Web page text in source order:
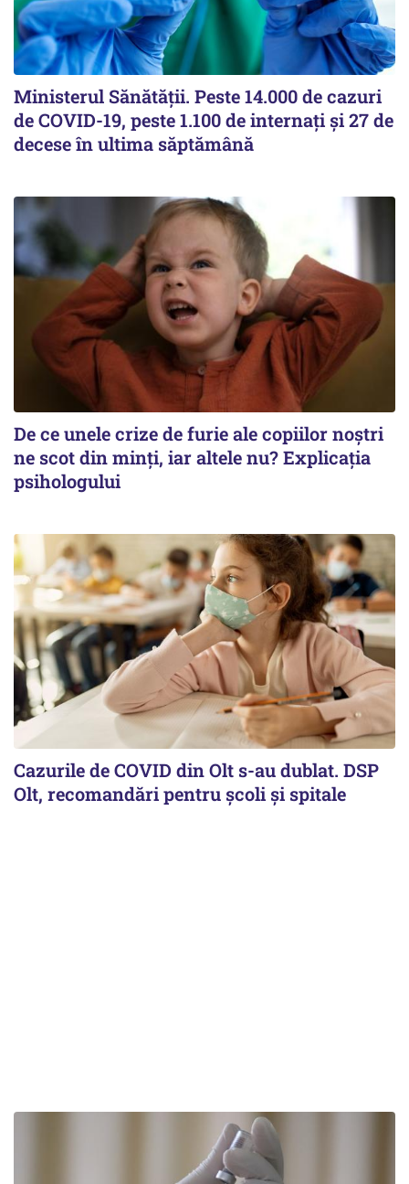
Ministerul Sănătății. Peste 14.000 de cazuri
de COVID-19, peste 1.100 de internați și 27 de
decese în ultima săptămână
De ce unele crize de furie ale copiilor noștri
ne scot din minți, iar altele nu? Explicația
psihologului
Cazurile de COVID din Olt s-au dublat. DSP
Olt, recomandări pentru școli și spitale